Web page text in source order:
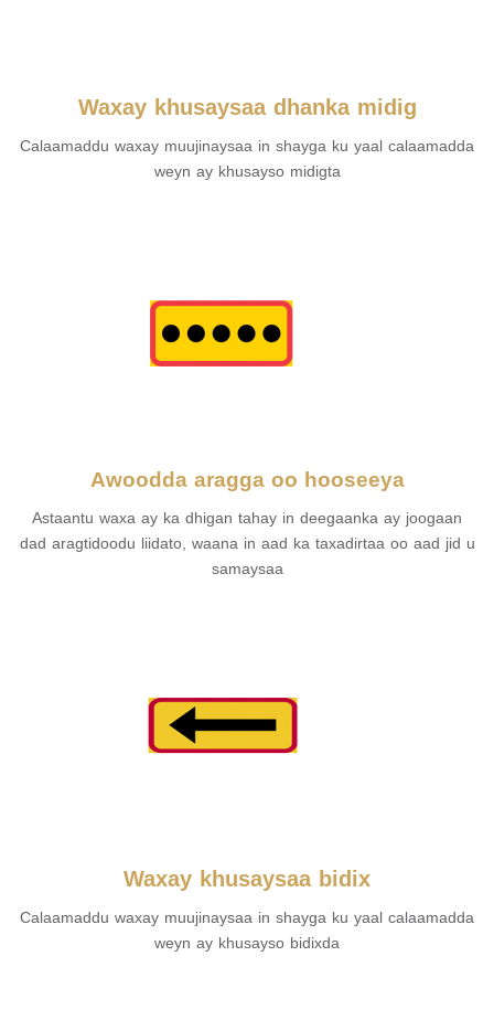
Waxay khusaysaa dhanka midig
Calaamaddu waxay muujinaysaa in shayga ku yaal calaamadda
weyn ay khusayso midigta
Awoodda aragga oo hooseeya
Astaantu waxa ay ka dhigan tahay in deegaanka ay joogaan
dad aragtidoodu liidato, waana in aad ka taxadirtaa oo aad jid u
samaysaa
Waxay khusaysaa bidix
Calaamaddu waxay muujinaysaa in shayga ku yaal calaamadda
weyn ay khusayso bidixda